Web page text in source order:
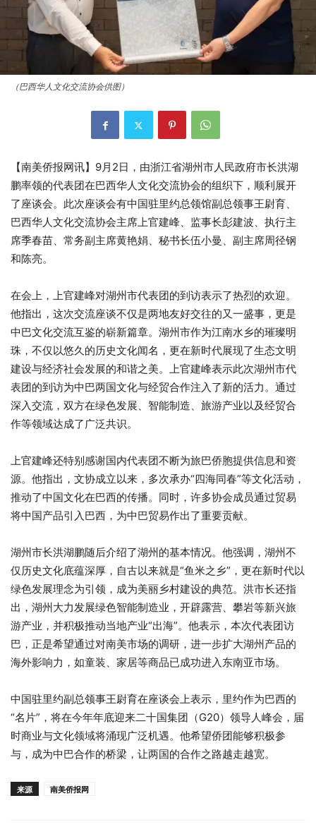
（巴西华人文化交流协会供图）
【南美侨报网讯】9月2日，由浙江省湖州市人民政府市长洪湖
鹏率领的代表团在巴西华人文化交流协会的组织下，顺利展开
了座谈会。此次座谈会有中国驻里约总领馆副总领事王尉育、
巴西华人文化交流协会主席上官建峰、监事长彭建波、执行主
席季春苗、常务副主席黄艳娟、秘书长伍小曼、副主席周径钢
和陈亮。
在会上，上官建峰对湖州市代表团的到访表示了热烈的欢迎。
他指出，这次交流座谈不仅是两地友好交往的又一盛事，更是
中巴文化交流互鉴的崭新篇章。湖州市作为江南水乡的璀璨明
珠，不仅以悠久的历史文化闻名，更在新时代展现了生态文明
建设与经济社会发展的和谐之美。上官建峰表示此次湖州市代
表团的到访为中巴两国文化与经贸合作注入了新的活力。通过
深入交流，双方在绿色发展、智能制造、旅游产业以及经贸合
作等领域达成了广泛共识。
上官建峰还特别感谢国内代表团不断为旅巴侨胞提供信息和资
源。他指出，文协成立以来，多次承办“四海同春”等文化活动，
推动了中国文化在巴西的传播。同时，许多协会成员通过贸易
将中国产品引入巴西，为中巴贸易作出了重要贡献。
湖州市长洪湖鹏随后介绍了湖州的基本情况。他强调，湖州不
仅历史文化底蕴深厚，自古以来就是“鱼米之乡”，更在新时代以
绿色发展理念为引领，成为美丽乡村建设的典范。洪市长还指
出，湖州大力发展绿色智能制造业，开辟露营、攀岩等新兴旅
游产业，并积极推动当地产业“出海”。他表示，本次代表团访
巴，正是希望通过对南美市场的调研，进一步扩大湖州产品的
海外影响力，如童装、家居等商品已成功进入东南亚市场。
中国驻里约副总领事王尉育在座谈会上表示，里约作为巴西的
“名片”，将在今年年底迎来二十国集团（G20）领导人峰会，届
时商业与文化领域将涌现广泛机遇。他希望侨团能够积极参
与，成为中巴合作的桥梁，让两国的合作之路越走越宽。
来源 南美侨报网